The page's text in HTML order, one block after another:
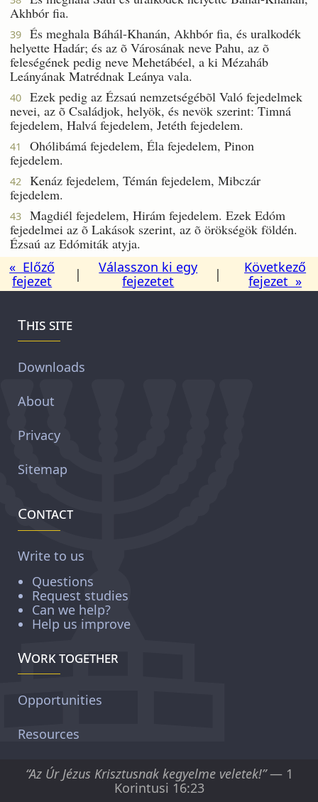
Akhbór fia.
39
És meghala Báhál-Khanán, Akhbór fia, és uralkodék
helyette Hadár; és az õ Városának neve Pahu, az õ
feleségének pedig neve Mehetábéel, a ki Mézaháb
Leányának Matrédnak Leánya vala.
40
Ezek pedig az Ézsaú nemzetségébõl Való fejedelmek
nevei, az õ Családjok, helyök, és nevök szerint: Timná
fejedelem, Halvá fejedelem, Jetéth fejedelem.
41
Ohólibámá fejedelem, Éla fejedelem, Pinon
fejedelem.
42
Kenáz fejedelem, Témán fejedelem, Mibczár
fejedelem.
43
Magdiél fejedelem, Hirám fejedelem. Ezek Edóm
fejedelmei az õ Lakások szerint, az õ örökségök földén.
Ézsaú az Edómiták atyja.
« Előző
fejezet
|
Válasszon ki egy
fejezetet
|
Következő
fejezet »
This site
Downloads
About
Privacy
Sitemap
Contact
Write to us
Questions
Request studies
Can we help?
Help us improve
Work together
Opportunities
Resources
“Az Úr Jézus Krisztusnak kegyelme veletek!”— 1
Korintusi 16:23